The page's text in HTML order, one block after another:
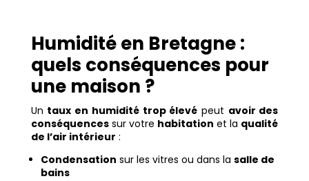
Humidité en Bretagne :
quels conséquences pour
une maison ?
Un taux en humidité trop élevé peut avoir des
conséquencessur votre habitation et la qualité
de l’air intérieur :
Condensation sur les vitres ou dans la salle de
bains